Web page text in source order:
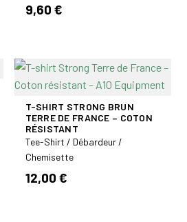
9,60 €
T-SHIRT STRONG BRUN
TERRE DE FRANCE – COTON
RÉSISTANT
Tee-Shirt / Débardeur /
Chemisette
12,00 €